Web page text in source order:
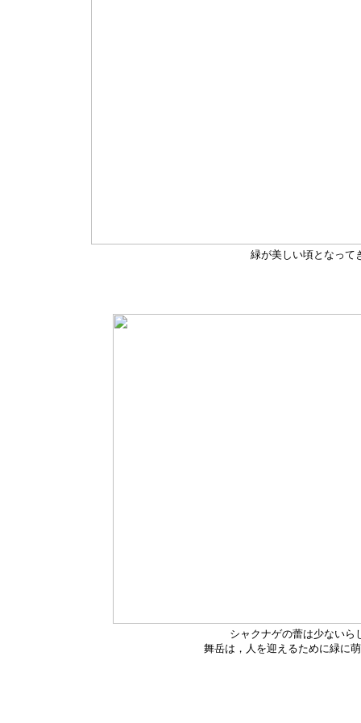
緑が美しい頃となって
シャクナゲの蕾は少ないら
舞岳は，人を迎えるために緑に